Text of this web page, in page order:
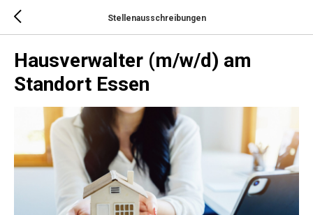
Stellenausschreibungen
Hausverwalter (m/w/d) am
Standort Essen